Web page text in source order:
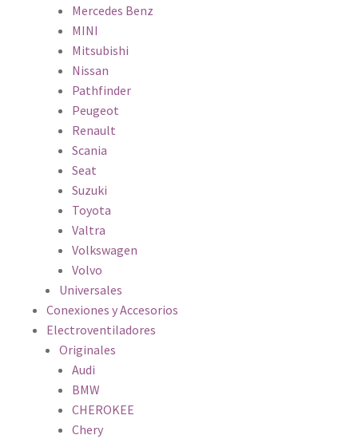
Mercedes Benz
MINI
Mitsubishi
Nissan
Pathfinder
Peugeot
Renault
Scania
Seat
Suzuki
Toyota
Valtra
Volkswagen
Volvo
Universales
Conexiones y Accesorios
Electroventiladores
Originales
Audi
BMW
CHEROKEE
Chery